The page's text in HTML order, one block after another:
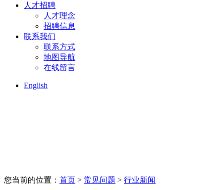
人才招聘
人才理念
招聘信息
联系我们
联系方式
地图导航
在线留言
English
您当前的位置： 首页 > 常见问题 > 行业新闻